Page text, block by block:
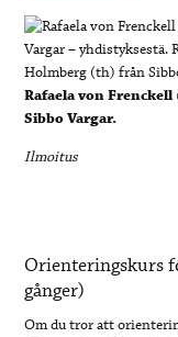
Rafaela von
Sibbo Vargar.
Ilmoitus
Orienteringskurs
gånger)
Om du tror att